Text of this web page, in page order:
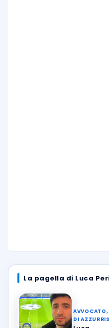
La pagella di Luca
AVVOCATO,
DI